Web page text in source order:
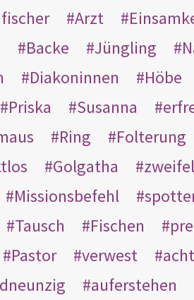
Arzt
Backe Jüngling
Diakoninnen Höbe
Priska Susanna
Ring Folterung
Golgatha
Missionsbefehl
Tausch Fischen
Pastor verwest acht
auferstehen